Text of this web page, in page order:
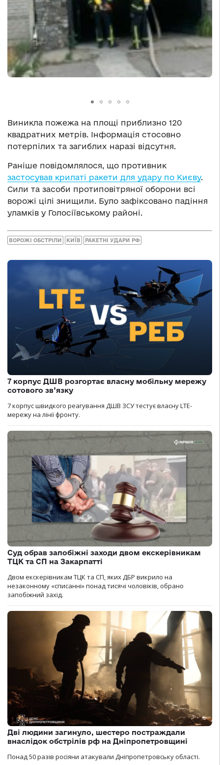
Виникла пожежа на площі приблизно 120
квадратних метрів. Інформація стосовно
потерпілих та загиблих наразі відсутня.
Раніше повідомлялося, що противник
застосував крилаті ракети для удару по Києву.
Сили та засоби протиповітряної оборони всі
ворожі цілі знищили. Було зафіксовано падіння
уламків у Голосіївському районі.
ВОРОЖІ ОБСТРІЛИ КИЇВ РАКЕТНІ УДАРИ РФ
7 корпус ДШВ розгортає власну мобільну мережу
сотового зв’язку
7 корпус швидкого реагування ДШВ ЗСУ тестує власну LTE-
мережу на лінії фронту.
Суд обрав запобіжні заходи двом екскерівникам
ТЦК та СП на Закарпатті
Двом екскерівникам ТЦК та СП, яких ДБР викрило на
незаконному «списанні» понад тисячі чоловіків, обрано
запобіжний захід.
Дві людини загинуло, шестеро постраждали
внаслідок обстрілів рф на Дніпропетровщині
Понад 50 разів росіяни атакували Дніпропетровську області.